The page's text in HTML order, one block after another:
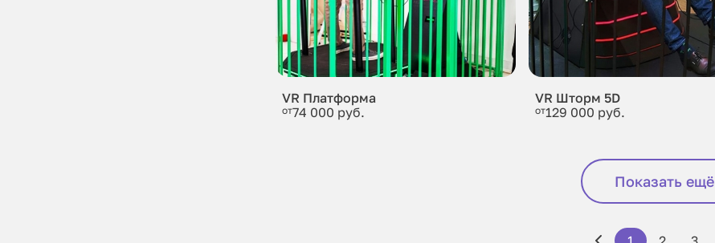
VR Платформа
от74 000 руб.
VR Шторм 5D
от129 000 руб.
Показать ещё